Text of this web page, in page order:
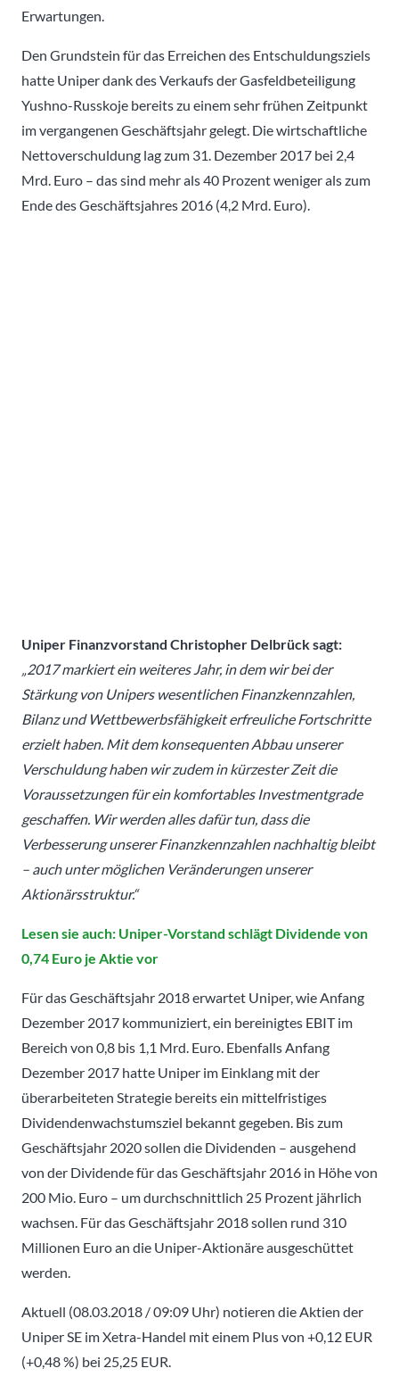
Erwartungen.
Den Grundstein für das Erreichen des Entschuldungsziels
hatte Uniper dank des Verkaufs der Gasfeldbeteiligung
Yushno-Russkoje bereits zu einem sehr frühen Zeitpunkt
im vergangenen Geschäftsjahr gelegt. Die wirtschaftliche
Nettoverschuldung lag zum 31. Dezember 2017 bei 2,4
Mrd. Euro – das sind mehr als 40 Prozent weniger als zum
Ende des Geschäftsjahres 2016 (4,2 Mrd. Euro).
Uniper Finanzvorstand Christopher Delbrück sagt:
„2017 markiert ein weiteres Jahr, in dem wir bei der
Stärkung von Unipers wesentlichen Finanzkennzahlen,
Bilanz und Wettbewerbsfähigkeit erfreuliche Fortschritte
erzielt haben. Mit dem konsequenten Abbau unserer
Verschuldung haben wir zudem in kürzester Zeit die
Voraussetzungen für ein komfortables Investmentgrade
geschaffen. Wir werden alles dafür tun, dass die
Verbesserung unserer Finanzkennzahlen nachhaltig bleibt
– auch unter möglichen Veränderungen unserer
Aktionärsstruktur.“
Lesen sie auch: Uniper-Vorstand schlägt Dividende von
0,74 Euro je Aktie vor
Für das Geschäftsjahr 2018 erwartet Uniper, wie Anfang
Dezember 2017 kommuniziert, ein bereinigtes EBIT im
Bereich von 0,8 bis 1,1 Mrd. Euro. Ebenfalls Anfang
Dezember 2017 hatte Uniper im Einklang mit der
überarbeiteten Strategie bereits ein mittelfristiges
Dividendenwachstumsziel bekannt gegeben. Bis zum
Geschäftsjahr 2020 sollen die Dividenden – ausgehend
von der Dividende für das Geschäftsjahr 2016 in Höhe von
200 Mio. Euro – um durchschnittlich 25 Prozent jährlich
wachsen. Für das Geschäftsjahr 2018 sollen rund 310
Millionen Euro an die Uniper-Aktionäre ausgeschüttet
werden.
Aktuell (08.03.2018 / 09:09 Uhr) notieren die Aktien der
Uniper SE im Xetra-Handel mit einem Plus von +0,12 EUR
(+0,48 %) bei 25,25 EUR.